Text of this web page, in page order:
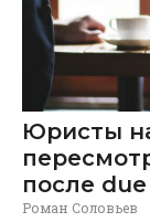
Юристы
после
Роман Соловьев